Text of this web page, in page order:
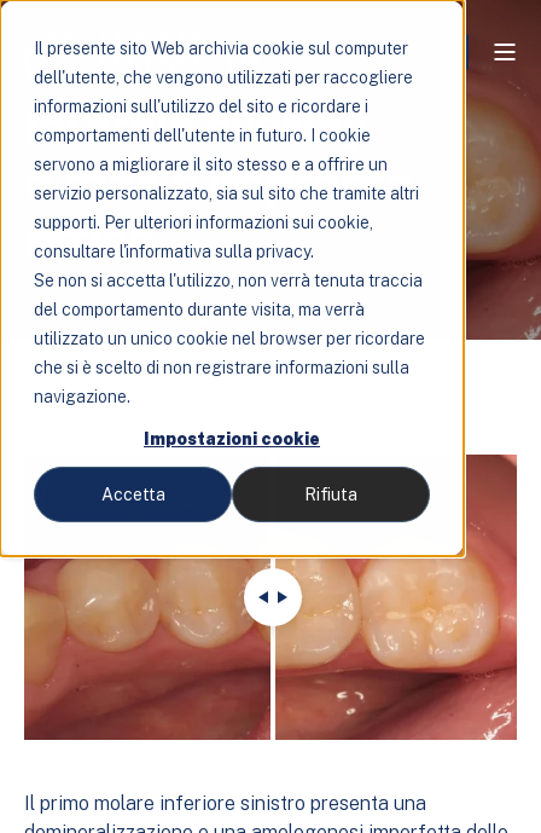
Il presente sito Web archivia cookie sul computer
dell'utente, che vengono utilizzati per raccogliere
informazioni sull'utilizzo del sito e ricordare i
comportamenti dell'utente in futuro. I cookie
servono a migliorare il sito stesso e a offrire un
servizio personalizzato, sia sul sito che tramite altri
supporti. Per ulteriori informazioni sui cookie,
consultare l'informativa sulla privacy.
Se non si accetta l'utilizzo, non verrà tenuta traccia
del comportamento durante visita, ma verrà
utilizzato un unico cookie nel browser per ricordare
che si è scelto di non registrare informazioni sulla
navigazione.
Impostazioni cookie
Accetta Rifiuta
Intarsio overlay
e.max e impronta
ottica
Il primo molare inferiore sinistro presenta una